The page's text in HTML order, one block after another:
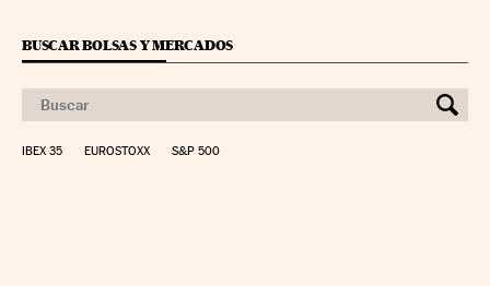
BUSCAR BOLSAS Y MERCADOS
IBEX 35 EUROSTOXX S&P 500